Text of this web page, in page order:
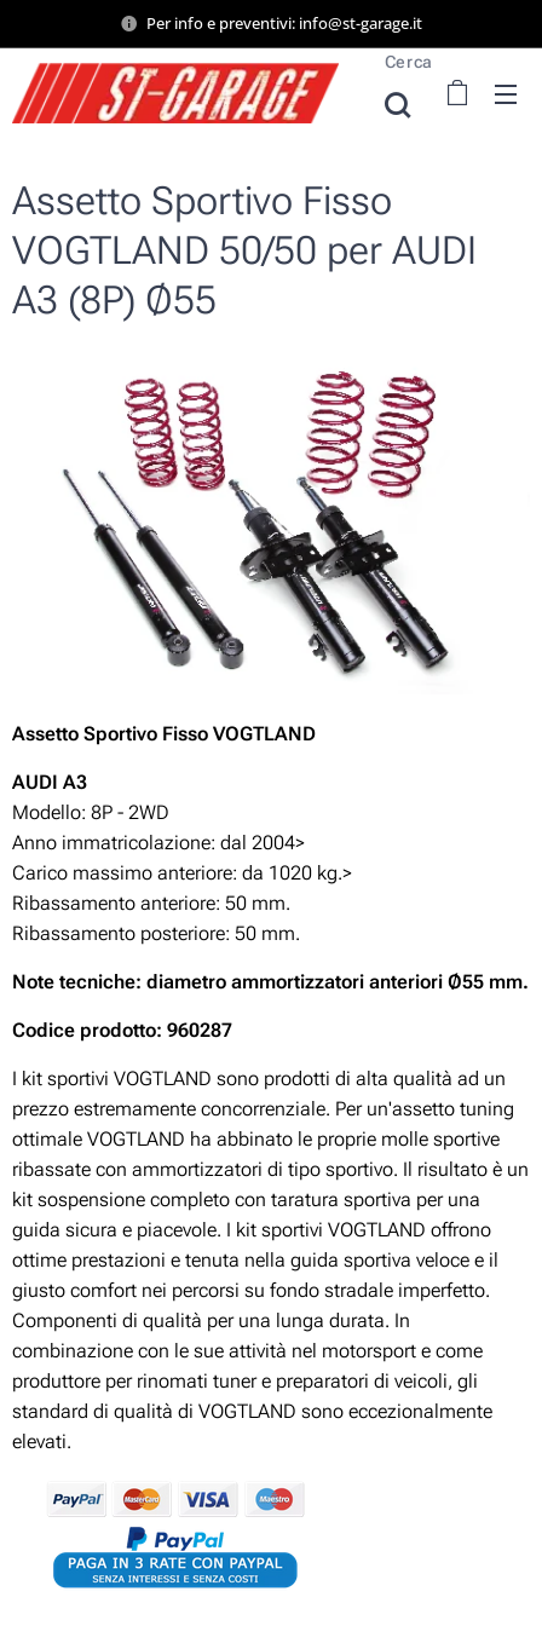
Per info e preventivi: info@st-garage.it
Cerca
Assetto Sportivo Fisso
VOGTLAND 50/50 per AUDI
A3 (8P) Ø55
Assetto Sportivo Fisso VOGTLAND
AUDI A3
Modello: 8P - 2WD
Anno immatricolazione: dal 2004>
Carico massimo anteriore: da 1020 kg.>
Ribassamento anteriore: 50 mm.
Ribassamento posteriore: 50 mm.
Note tecniche: diametro ammortizzatori anteriori Ø55 mm.
Codice prodotto: 960287
I kit sportivi VOGTLAND sono prodotti di alta qualità ad un
prezzo estremamente concorrenziale. Per un'assetto tuning
ottimale VOGTLAND ha abbinato le proprie molle sportive
ribassate con ammortizzatori di tipo sportivo. Il risultato è un
kit sospensione completo con taratura sportiva per una
guida sicura e piacevole. I kit sportivi VOGTLAND offrono
ottime prestazioni e tenuta nella guida sportiva veloce e il
giusto comfort nei percorsi su fondo stradale imperfetto.
Componenti di qualità per una lunga durata. In
combinazione con le sue attività nel motorsport e come
produttore per rinomati tuner e preparatori di veicoli, gli
standard di qualità di VOGTLAND sono eccezionalmente
elevati.